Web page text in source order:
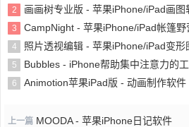
2 画画树专业版 - 苹果iPhone/iPad画图
3 CampNight - 苹果iPhone/iPad帐篷野营主
4 照片透视编辑 - 苹果iPhone/iPad变形图
5 Bubbles - iPhone帮助集中注意力的
6 Animotion苹果iPad版 - 动画制作软件
上一篇 MOODA - 苹果iPhone日记软件